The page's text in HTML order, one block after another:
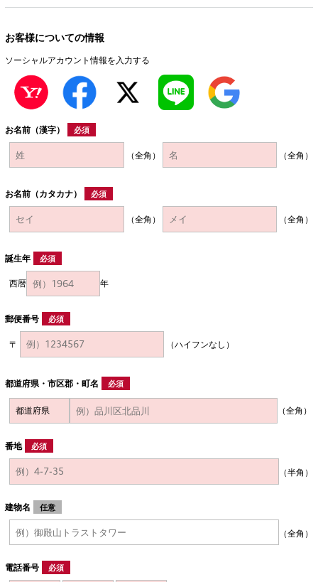
お客様についての情報
ソーシャルアカウント情報を入力する
お名前（漢字） 必須
（全角） （全角）
お名前（カタカナ） 必須
（全角） （全角）
誕生年 必須
西暦 年
郵便番号 必須
〒 （ハイフンなし）
都道府県・市区郡・町名 必須
（全角）
番地 必須
（半角）
建物名 任意
（全角）
電話番号 必須